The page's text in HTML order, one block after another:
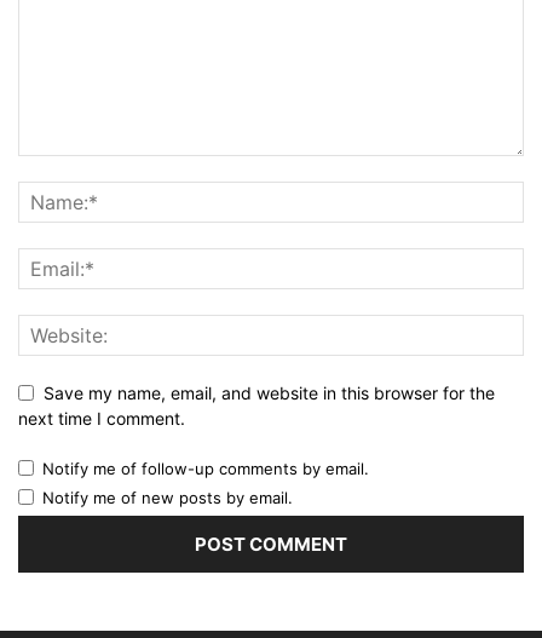
Save my name, email, and website in this browser for the
next time I comment.
Notify me of follow-up comments by email.
Notify me of new posts by email.